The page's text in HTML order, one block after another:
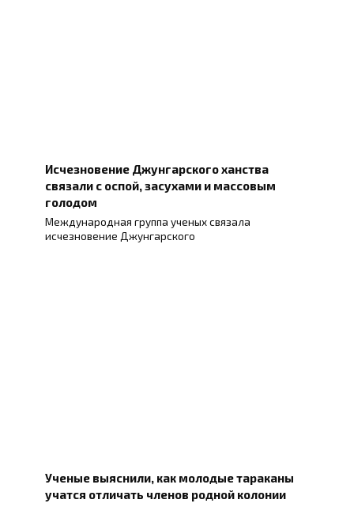
Исчезновение Джунгарского ханства
связали с оспой, засухами и массовым
голодом
Международная группа ученых связала
исчезновение Джунгарского
Ученые выяснили, как молодые тараканы
учатся отличать членов родной колонии